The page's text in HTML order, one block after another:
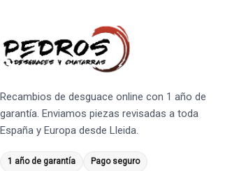
Recambios de desguace online con 1 año de
garantía. Enviamos piezas revisadas a toda
España y Europa desde Lleida.
1 año de garantía Pago seguro